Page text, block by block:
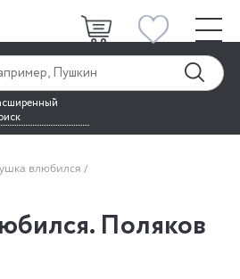
влюбился
Поляков